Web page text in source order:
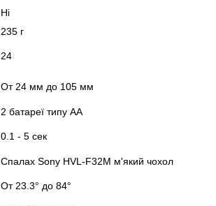
Ні
235 г
24
От 24 мм до 105 мм
2 батареї типу АА
0.1 - 5 сек
Спалах Sony HVL-F32M м'який чохол
От 23.3° до 84°